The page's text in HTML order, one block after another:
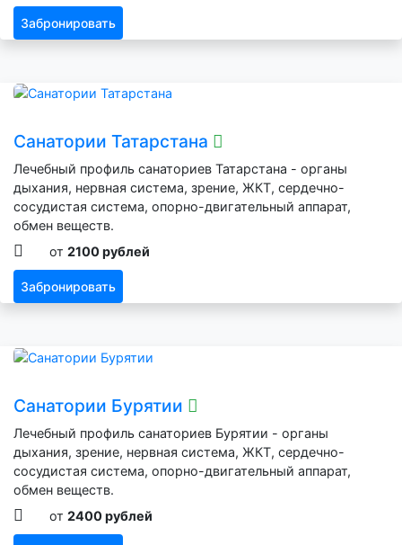
Забронировать
Санатории Татарстана
Лечебный профиль санаториев Татарстана - органы
дыхания, нервная система, зрение, ЖКТ, сердечно-
сосудистая система, опорно-двигательный аппарат,
обмен веществ.
от 2100 рублей
Забронировать
Санатории Бурятии
Лечебный профиль санаториев Бурятии - органы
дыхания, зрение, нервная система, ЖКТ, сердечно-
сосудистая система, опорно-двигательный аппарат,
обмен веществ.
от 2400 рублей